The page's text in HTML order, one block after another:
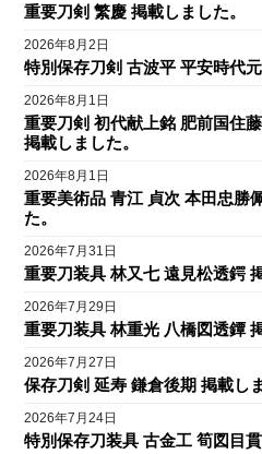
重要刀剣 繁慶 掲載しました。
2026年8月2日
特別保存刀剣 古波平 平安時代
2026年8月1日
重要刀剣 初代献上銘 肥前国住
掲載しました。
2026年8月1日
重要美術品 青江 貞次 本田忠勝
た。
2026年7月31日
重要刀装具 林又七 遠見松透鍔
2026年7月29日
重要刀装具 林重光 八橋図透鐔
2026年7月27日
保存刀剣 延寿 鎌倉後期 掲載し
2026年7月24日
特別保存刀装具 古金工 筍図目貫